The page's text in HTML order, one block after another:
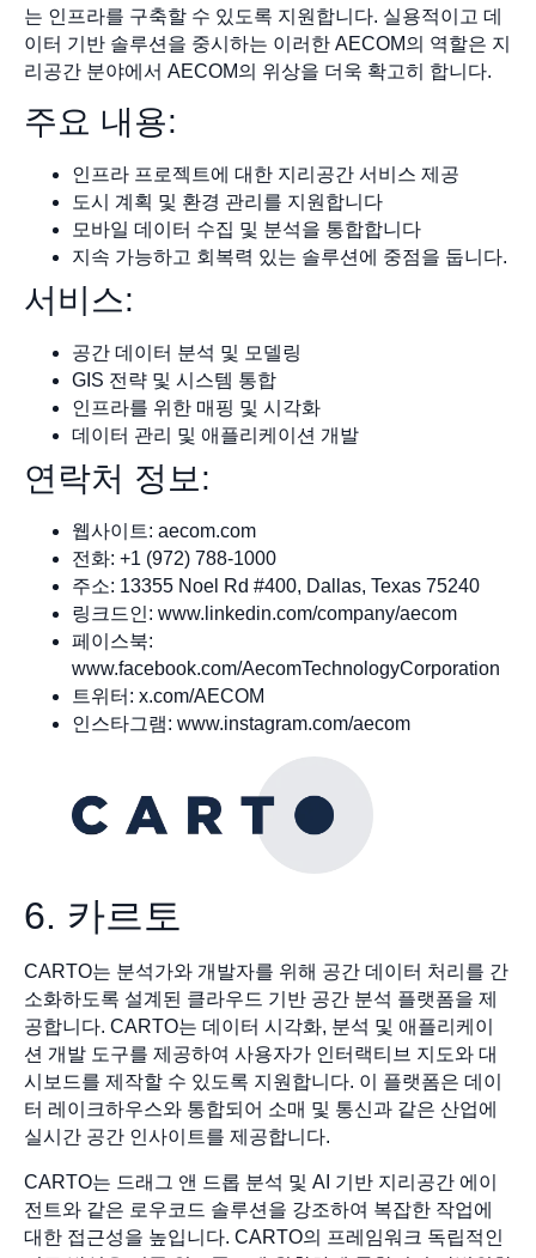
는 인프라를 구축할 수 있도록 지원합니다. 실용적이고 데
이터 기반 솔루션을 중시하는 이러한 AECOM의 역할은 지
리공간 분야에서 AECOM의 위상을 더욱 확고히 합니다.
주요 내용:
인프라 프로젝트에 대한 지리공간 서비스 제공
도시 계획 및 환경 관리를 지원합니다
모바일 데이터 수집 및 분석을 통합합니다
지속 가능하고 회복력 있는 솔루션에 중점을 둡니다.
서비스:
공간 데이터 분석 및 모델링
GIS 전략 및 시스템 통합
인프라를 위한 매핑 및 시각화
데이터 관리 및 애플리케이션 개발
연락처 정보:
웹사이트: aecom.com
전화: +1 (972) 788-1000
주소: 13355 Noel Rd #400, Dallas, Texas 75240
링크드인: www.linkedin.com/company/aecom
페이스북:
www.facebook.com/AecomTechnologyCorporation
트위터: x.com/AECOM
인스타그램: www.instagram.com/aecom
6. 카르토
CARTO는 분석가와 개발자를 위해 공간 데이터 처리를 간
소화하도록 설계된 클라우드 기반 공간 분석 플랫폼을 제
공합니다. CARTO는 데이터 시각화, 분석 및 애플리케이
션 개발 도구를 제공하여 사용자가 인터랙티브 지도와 대
시보드를 제작할 수 있도록 지원합니다. 이 플랫폼은 데이
터 레이크하우스와 통합되어 소매 및 통신과 같은 산업에
실시간 공간 인사이트를 제공합니다.
CARTO는 드래그 앤 드롭 분석 및 AI 기반 지리공간 에이
전트와 같은 로우코드 솔루션을 강조하여 복잡한 작업에
대한 접근성을 높입니다. CARTO의 프레임워크 독립적인